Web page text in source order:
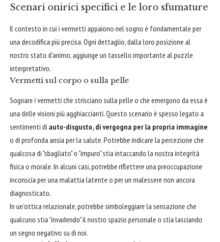
Scenari onirici specifici e le loro sfumature
Il contesto in cui i vermetti appaiono nel sogno è fondamentale per
una decodifica più precisa. Ogni dettaglio, dalla loro posizione al
nostro stato d'animo, aggiunge un tassello importante al puzzle
interpretativo.
Vermetti sul corpo o sulla pelle
Sognare i vermetti che strisciano sulla pelle o che emergono da essa è
una delle visioni più agghiaccianti. Questo scenario è spesso legato a
sentimenti di auto-disgusto, di vergogna per la propria immagine
o di profonda ansia per la salute. Potrebbe indicare la percezione che
qualcosa di "sbagliato" o "impuro" stia intaccando la nostra integrità
fisica o morale. In alcuni casi, potrebbe riflettere una preoccupazione
inconscia per una malattia latente o per un malessere non ancora
diagnosticato.
In un'ottica relazionale, potrebbe simboleggiare la sensazione che
qualcuno stia "invadendo" il nostro spazio personale o stia lasciando
un segno negativo su di noi.